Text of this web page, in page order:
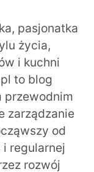
pasjonatka
życia,
i kuchni
to blog
przewodnim
zarządzanie
od
regularnej
rozwój